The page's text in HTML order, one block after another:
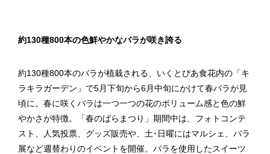
約130種800本の色鮮やかなバラが咲き誇る
約130種800本のバラが植栽される、いくとぴあ食花内の「キ
ラキラガーデン」で5月下旬から6月中旬にかけて春バラが見
頃に。春に咲くバラは一つ一つの花のボリューム感と色の鮮
やかさが特徴。「春のばらまつり」期間中は、フォトコンテ
スト、人気投票、グッズ販売や、土･日曜にはマルシェ、バラ
展など週替わりのイベントを開催。バラを使用したスイーツ